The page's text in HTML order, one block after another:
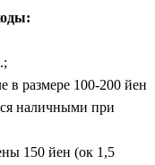
в размере 100-200 йен
наличными при
150 йен (ок 1,5